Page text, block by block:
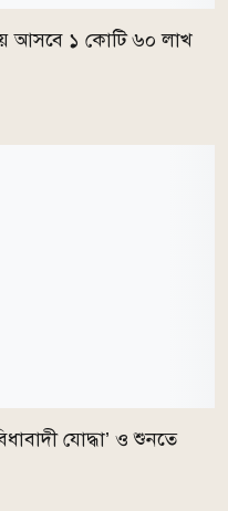
আসবে ১ কোটি ৬০ লাখ
যোদ্ধা’ ও শুনতে